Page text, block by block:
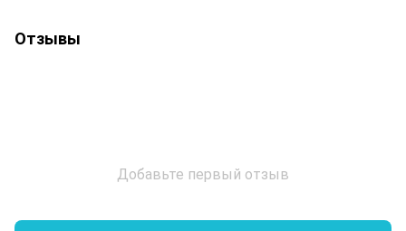
Отзывы
Добавьте первый отзыв